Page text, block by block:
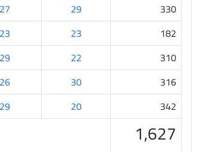
27 29
330
23 23
182
29 22
310
26 30
316
29 20 342
1,627